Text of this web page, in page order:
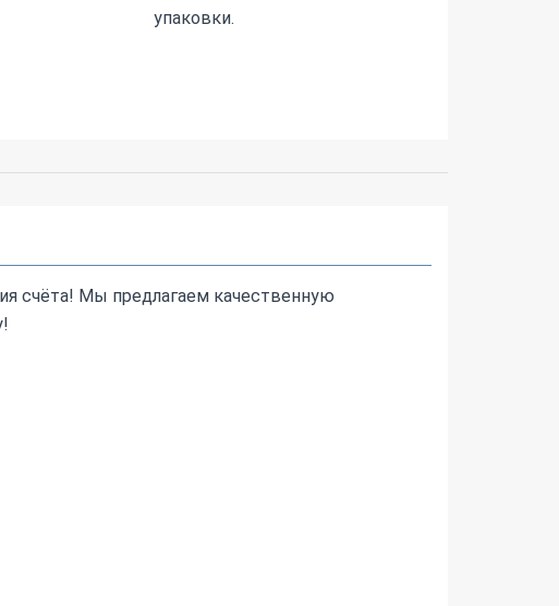
упаковки.
счёта! Мы предлагаем качественную